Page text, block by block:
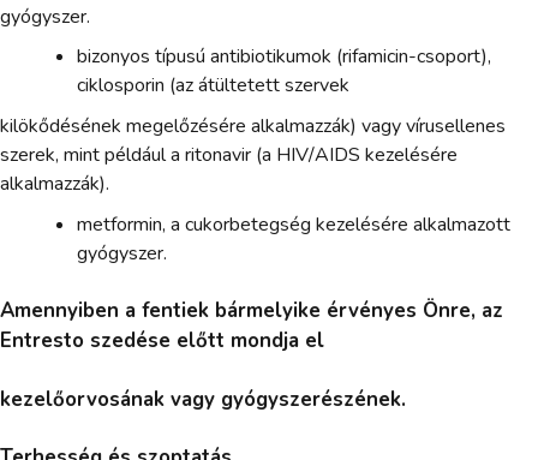
gyógyszer.
bizonyos típusú antibiotikumok (rifamicin-csoport),
ciklosporin (az átültetett szervek
kilökődésének megelőzésére alkalmazzák) vagy vírusellenes
szerek, mint például a ritonavir (a HIV/AIDS kezelésére
alkalmazzák).
metformin, a cukorbetegség kezelésére alkalmazott
gyógyszer.
Amennyiben a fentiek bármelyike érvényes Önre, az
Entresto szedése előtt mondja el
kezelőorvosának vagy gyógyszerészének.